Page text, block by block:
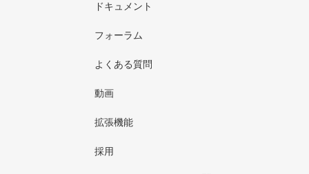
ドキュメント
フォーラム
よくある質問
動画
拡張機能
採用